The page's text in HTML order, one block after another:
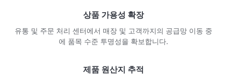
상품 가용성 확장
유통 및 주문 처리 센터에서 매장 및 고객까지의 공급망 이동 중
에 품목 수준 투명성을 확보합니다.
제품 원산지 추적